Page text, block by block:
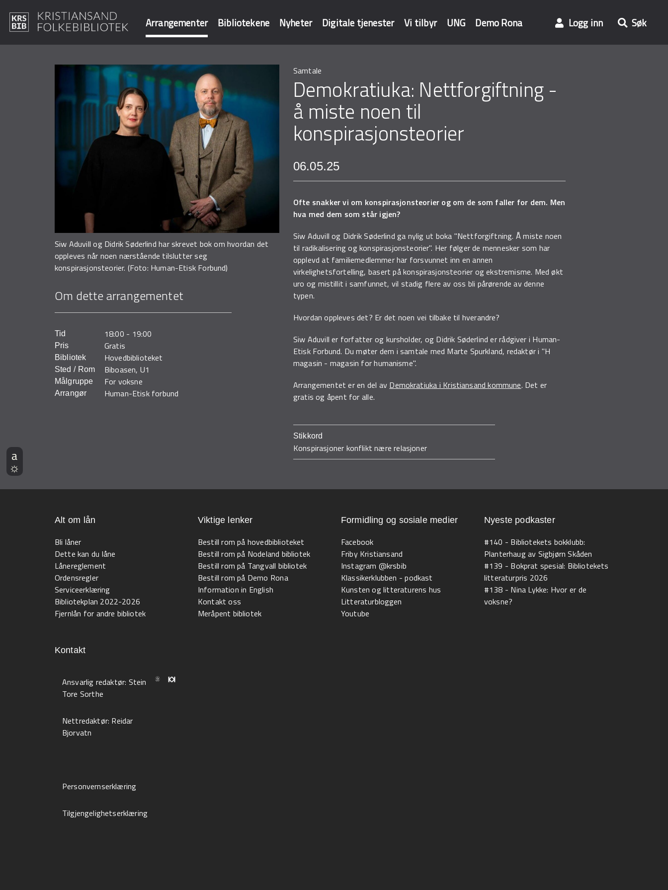
Arrangementer Bibliotekene Nyheter Digitale tjenester Vi tilbyr UNG Demo Rona Logg inn Søk
Søk i våre databaser
Siw Aduvill og Didrik Søderlind har skrevet bok om hvordan det
oppleves når noen nærstående tilslutter seg
konspirasjonsteorier. (Foto: Human-Etisk Forbund)
Om dette arrangementet
Tid 18:00 - 19:00
Pris Gratis
Bibliotek Hovedbiblioteket
Sted / Rom Biboasen, U1
Målgruppe For voksne
Arrangør Human-Etisk forbund
Samtale
Demokratiuka: Nettforgiftning -
å miste noen til
konspirasjonsteorier
06.05.25
Ofte snakker vi om konspirasjonsteorier og om de som faller for dem. Men
hva med dem som står igjen?
Siw Aduvill og Didrik Søderlind ga nylig ut boka "Nettforgiftning. Å miste noen
til radikalisering og konspirasjonsteorier". Her følger de mennesker som har
opplevd at familiemedlemmer har forsvunnet inn en annen
virkelighetsfortelling, basert på konspirasjonsteorier og ekstremisme. Med økt
uro og mistillit i samfunnet, vil stadig flere av oss bli pårørende av denne
typen.
Hvordan oppleves det? Er det noen vei tilbake til hverandre?
Siw Aduvill er forfatter og kursholder, og Didrik Søderlind er rådgiver i Human-
Etisk Forbund. Du møter dem i samtale med Marte Spurkland, redaktør i "H
magasin - magasin for humanisme".
Arrangementet er en del av Demokratiuka i Kristiansand kommune. Det er
gratis og åpent for alle.
Stikkord
Konspirasjoner konflikt nære relasjoner
Alt om lån
Bli låner
Dette kan du låne
Lånereglement
Ordensregler
Serviceerklæring
Bibliotekplan 2022-2026
Fjernlån for andre bibliotek
Viktige lenker
Bestill rom på hovedbiblioteket
Bestill rom på Nodeland bibliotek
Bestill rom på Tangvall bibliotek
Bestill rom på Demo Rona
Information in English
Kontakt oss
Meråpent bibliotek
Formidling og sosiale medier
Facebook
Friby Kristiansand
Instagram @krsbib
Klassikerklubben - podkast
Kunsten og litteraturens hus
Litteraturbloggen
Youtube
Nyeste podkaster
#140 - Bibliotekets bokklubb:
Planterhaug av Sigbjørn Skåden
#139 - Bokprat spesial: Bibliotekets
litteraturpris 2026
#138 - Nina Lykke: Hvor er de
voksne?
Kontakt
Ansvarlig redaktør: Stein
Tore Sorthe
Nettredaktør: Reidar
Bjorvatn
Personvernserklæring
Tilgjengelighetserklæring